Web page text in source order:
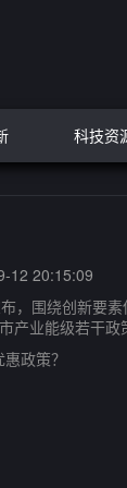
科技资
12 20:15:09
围绕创新要素
产业能级若干
政策？